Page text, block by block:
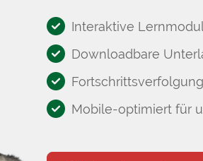
Interaktive
Downloadbare
Mobile-optimiert für